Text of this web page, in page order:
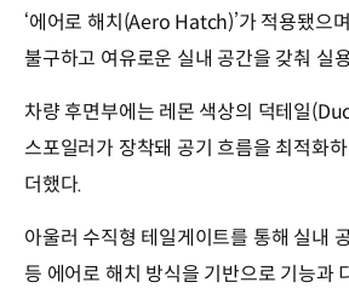
‘에어로 해치(Aero Hatch)’가 적용됐으
불구하고 여유로운 실내 공간을 갖춰 실
차량 후면부에는 레몬 색상의 덕테일
스포일러가 장착돼 공기 흐름을 최적화
더했다.
아울러 수직형 테일게이트를 통해 실내
등 에어로 해치 방식을 기반으로 기능과